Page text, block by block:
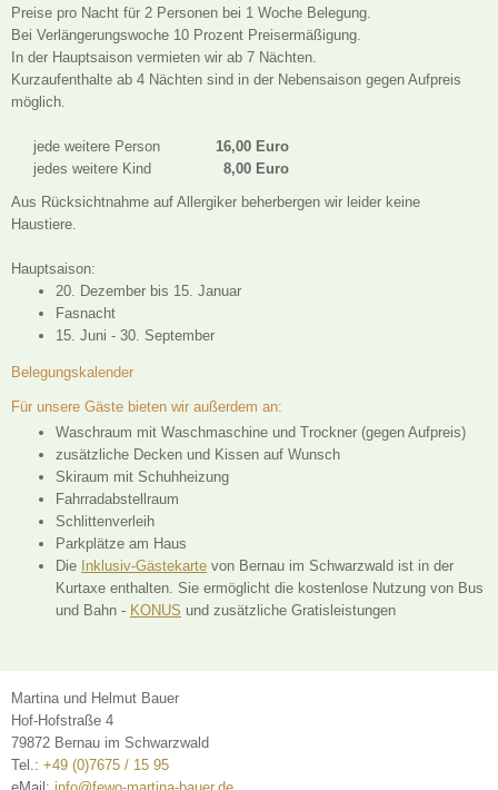
Preise pro Nacht für 2 Personen bei 1 Woche Belegung.
Bei Verlängerungswoche 10 Prozent Preisermäßigung.
In der Hauptsaison vermieten wir ab 7 Nächten.
Kurzaufenthalte ab 4 Nächten sind in der Nebensaison gegen Aufpreis
möglich.
jede weitere Person
16,00 Euro
jedes weitere Kind
8,00 Euro
Aus Rücksichtnahme auf Allergiker beherbergen wir leider keine
Haustiere.
Hauptsaison:
20. Dezember bis 15. Januar
Fasnacht
15. Juni - 30. September
Belegungskalender
Für unsere Gäste bieten wir außerdem an:
Waschraum mit Waschmaschine und Trockner (gegen Aufpreis)
zusätzliche Decken und Kissen auf Wunsch
Skiraum mit Schuhheizung
Fahrradabstellraum
Schlittenverleih
Parkplätze am Haus
Die Inklusiv-Gästekarte von Bernau im Schwarzwald ist in der
Kurtaxe enthalten. Sie ermöglicht die kostenlose Nutzung von Bus
und Bahn - KONUS und zusätzliche Gratisleistungen
Martina und Helmut Bauer
Hof-Hofstraße 4
79872 Bernau im Schwarzwald
Tel.: +49 (0)7675 / 15 95